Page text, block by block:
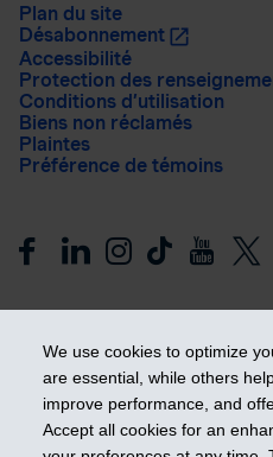
We use cookies to optimize
are essential, while others
improve performance, and
Accept all cookies for an
Plan du site
Désabonnement
Accessibilité
Protection des
Conditions d’utilisation
Biens non réclamés
Plaintes
Préférence de témoins
Prendre les